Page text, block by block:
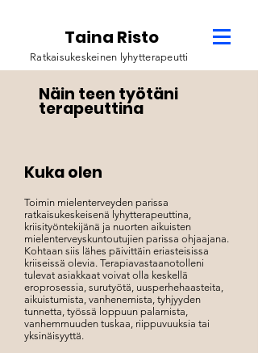
Taina Risto
Ratkaisukeskeinen lyhytterapeutti
Näin teen työtäni
terapeuttina
Kuka olen
Toimin mielenterveyden parissa
ratkaisukeskeisenä lyhytterapeuttina,
kriisityöntekijänä ja nuorten aikuisten
mielenterveyskuntoutujien parissa ohjaajana.
Kohtaan siis lähes päivittäin eriasteisissa
kriiseissä olevia. Terapiavastaanotolleni
tulevat asiakkaat voivat olla keskellä
eroprosessia, surutyötä, uusperhehaasteita,
aikuistumista, vanhenemista, tyhjyyden
tunnetta, työssä loppuun palamista,
vanhemmuuden tuskaa, riippuvuuksia tai
yksinäisyyttä.